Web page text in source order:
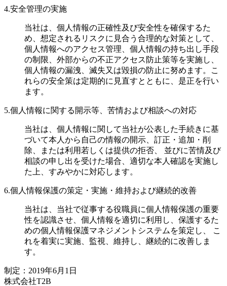
4.安全管理の実施
当社は、個人情報の正確性及び安全性を確保するた
め、想定されるリスクに見合う合理的な対策として、
個人情報へのアクセス管理、個人情報の持ち出し手段
の制限、外部からの不正アクセス防止策等を実施し、
個人情報の漏洩、滅失又は毀損の防止に努めます。こ
れらの安全策は定期的に見直すとともに、是正を行い
ます。
5.個人情報に関する開示等、苦情および相談への対応
当社は、個人情報に関して当社が公表した手続きに基
づいて本人から自己の情報の開示、訂正・追加・削
除、または利用若しくは提供の拒否、 並びに苦情及び
相談の申し出を受けた場合、適切な本人確認を実施し
た上、すみやかに対応します。
6.個人情報保護の策定・実施・維持および継続的改善
当社は、当社で従事する役職員に個人情報保護の重要
性を認識させ、個人情報を適切に利用し、保護するた
めの個人情報保護マネジメントシステムを策定し、 こ
れを着実に実施、監視、維持し、継続的に改善しま
す。
制定：2019年6月1日
株式会社T2B